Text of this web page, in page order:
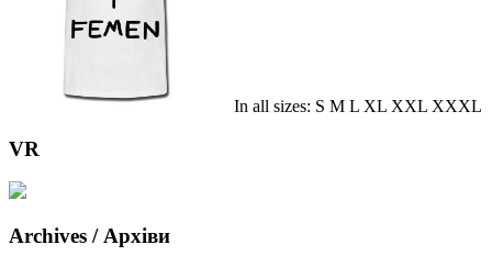
In all sizes: S M L XL XXL XXXL
VR
Archives / Архіви